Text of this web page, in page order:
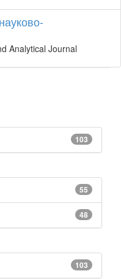
Analytical Journal
103
55
48
103